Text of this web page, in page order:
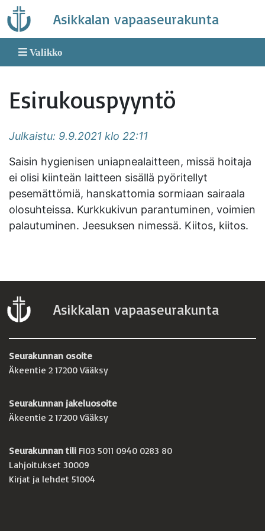
Skip
to
content
Asikkalan vapaaseurakunta
Valikko
Esirukouspyyntö
Julkaistu: 9.9.2021 klo 22:11
Saisin hygienisen uniapnealaitteen, missä hoitaja
ei olisi kiinteän laitteen sisällä pyöritellyt
pesemättömiä, hanskattomia sormiaan sairaala
olosuhteissa. Kurkkukivun parantuminen, voimien
palautuminen. Jeesuksen nimessä. Kiitos, kiitos.
Asikkalan vapaaseurakunta
Seurakunnan osoite
Äkeentie 2 17200 Vääksy
Seurakunnan jakeluosoite
Äkeentie 2 17200 Vääksy
Seurakunnan tili FI03 5011 0940 0283 80
Lahjoitukset 30009
Kirjat ja lehdet 51004